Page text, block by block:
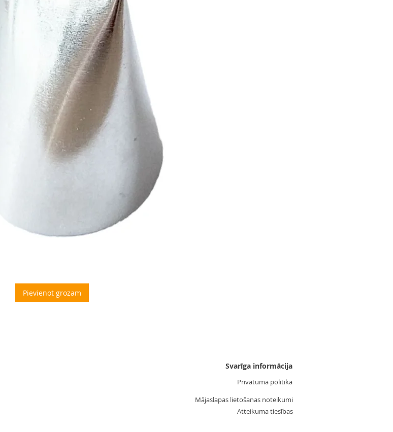
Pievienot grozam
Svarīga informācija
Privātuma politika
Mājaslapas lietošanas noteikumi
Atteikuma tiesības